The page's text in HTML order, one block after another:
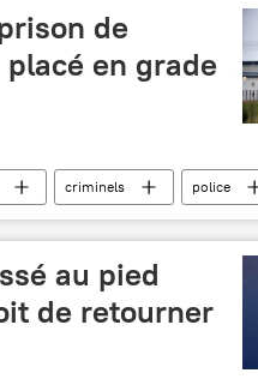
de
en grade
criminels
police
au pied
de retourner